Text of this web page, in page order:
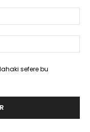
sefere bu